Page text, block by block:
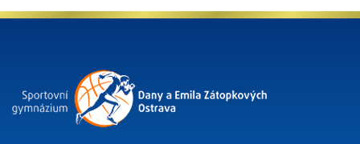
olympiáda dětí a mládeže organizace plavání
snowboarding
sportovní gymnastika sportovní lezení
stolní tenis střelba